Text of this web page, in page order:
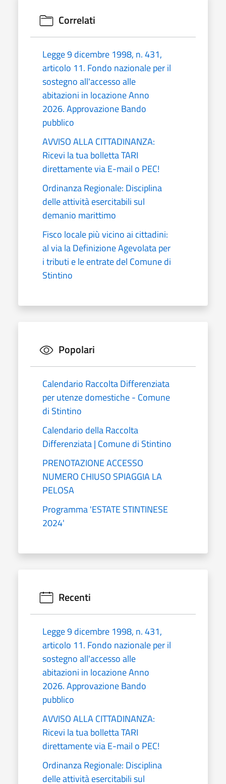
Correlati
Legge 9 dicembre 1998, n. 431,
articolo 11. Fondo nazionale per il
sostegno all'accesso alle
abitazioni in locazione Anno
2026. Approvazione Bando
pubblico
AVVISO ALLA CITTADINANZA:
Ricevi la tua bolletta TARI
direttamente via E-mail o PEC!
Ordinanza Regionale: Disciplina
delle attività esercitabili sul
demanio marittimo
Fisco locale più vicino ai cittadini:
al via la Definizione Agevolata per
i tributi e le entrate del Comune di
Stintino
Popolari
Calendario Raccolta Differenziata
per utenze domestiche - Comune
di Stintino
Calendario della Raccolta
Differenziata | Comune di Stintino
PRENOTAZIONE ACCESSO
NUMERO CHIUSO SPIAGGIA LA
PELOSA
Programma 'ESTATE STINTINESE
2024'
Recenti
Legge 9 dicembre 1998, n. 431,
articolo 11. Fondo nazionale per il
sostegno all'accesso alle
abitazioni in locazione Anno
2026. Approvazione Bando
pubblico
AVVISO ALLA CITTADINANZA:
Ricevi la tua bolletta TARI
direttamente via E-mail o PEC!
Ordinanza Regionale: Disciplina
delle attività esercitabili sul